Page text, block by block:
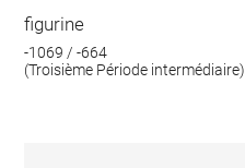
figurine
-1069 / -664
(Troisième Période intermédiaire)